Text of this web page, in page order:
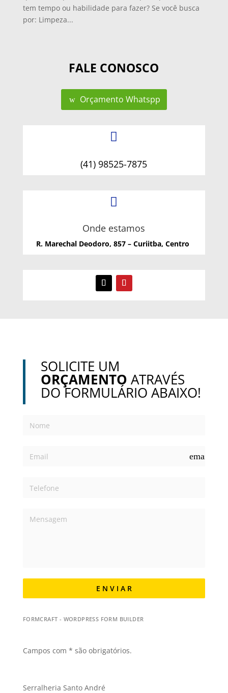
tem tempo ou habilidade para fazer? Se você busca
por: Limpeza...
FALE CONOSCO
Orçamento Whatspp

(41) 98525-7875

Onde estamos
R. Marechal Deodoro, 857 – Curiitba, Centro
SOLICITE UM
ORÇAMENTO ATRAVÉS
DO FORMULÁRIO ABAIXO!
email
E N V I A R
FORMCRAFT - WORDPRESS FORM BUILDER
Campos com * são obrigatórios.
Serralheria Santo André